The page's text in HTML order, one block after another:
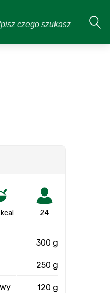
24
300 g
250 g
120 g